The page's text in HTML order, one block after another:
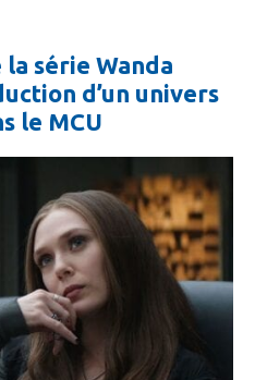
la série Wanda
d’un univers
le MCU